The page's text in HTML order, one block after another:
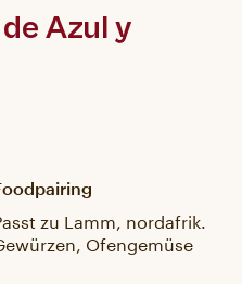
Azul y
zu Lamm, nordafrik.
Ofengemüse